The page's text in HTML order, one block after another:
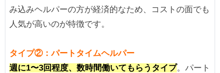
み込みヘルパーの方が経済的なため、コストの面でも
人気が高いのが特徴です。
タイプ②：パートタイムヘルパー
週に1〜3回程度、数時間働いてもらうタイプ。パート